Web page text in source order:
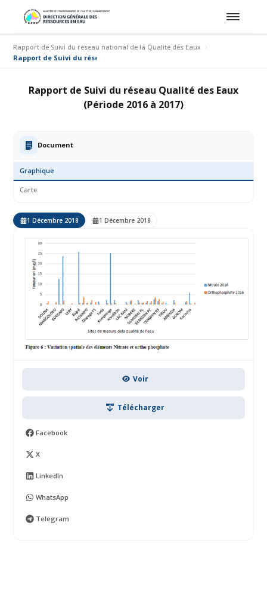
Rapport de Suivi du réseau national de la Qualité des Eaux
Rapport de Suivi du réseau Qualité des Eaux (Période 2016 à 2017)
Rapport de Suivi du réseau Qualité des Eaux
(Période 2016 à 2017)
Document
Graphique
Carte
1 Décembre 2018 1 Décembre 2018
Voir
Télécharger
Facebook
X
LinkedIn
WhatsApp
Telegram